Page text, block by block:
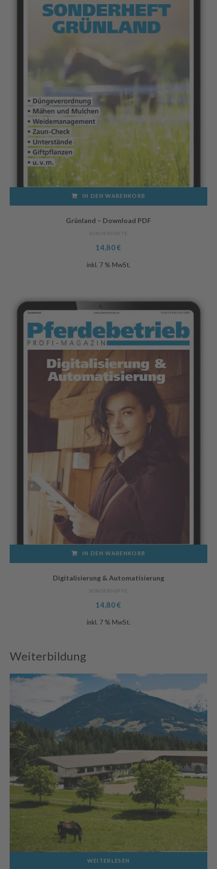
IN DEN WARENKORB
Grünland – Download PDF
SONDERHEFTE
14,80€
inkl. 7 % MwSt.
IN DEN WARENKORB
Digitalisierung & Automatisierung
SONDERHEFTE
14,80€
inkl. 7 % MwSt.
Weiterbildung
WEITERLESEN